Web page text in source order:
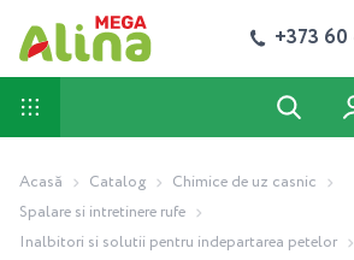
+373
Acasă Catalog
Chimice de uz casnic
Spalare si intretinere rufe
Inalbitori si solutii pentru indepartarea petelor